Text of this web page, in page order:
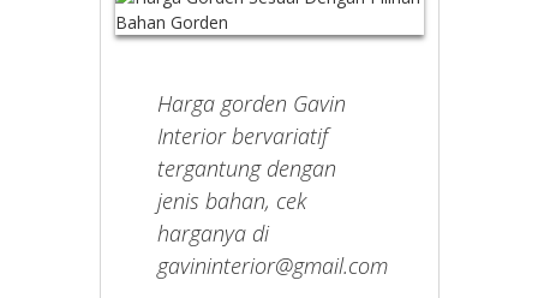
Harga gorden Gavin
Interior bervariatif
tergantung dengan
jenis bahan, cek
harganya di
gavininterior@gmail.com